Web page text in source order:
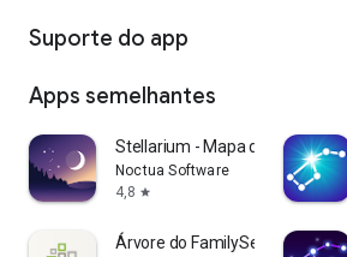
Suporte do app
Apps semelhantes
Stellarium - Mapa do céu
Noctua Software
4,8 star
Árvore do FamilySearch